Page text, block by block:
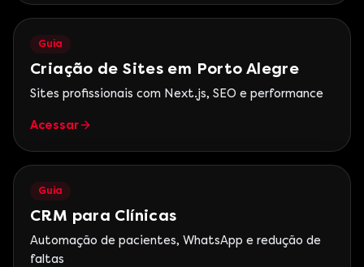
Guia
Criação de Sites em Porto Alegre
Sites profissionais com Next.js, SEO e performance
Acessar
Guia
CRM para Clínicas
Automação de pacientes, WhatsApp e redução de
faltas